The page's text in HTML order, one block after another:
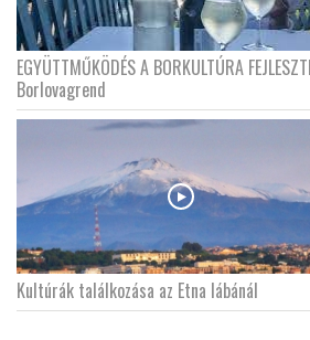
EGYÜTTMŰKÖDÉS A BORKULTÚRA
Borlovagrend
Kultúrák találkozása az Etna lábánál